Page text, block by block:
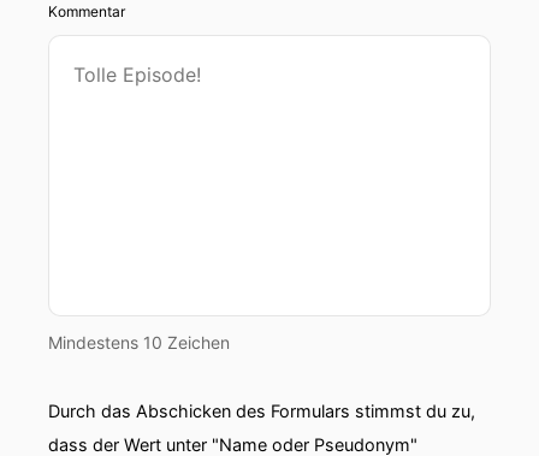
Kommentar
Mindestens 10 Zeichen
Durch das Abschicken des Formulars stimmst du zu,
dass der Wert unter "Name oder Pseudonym"